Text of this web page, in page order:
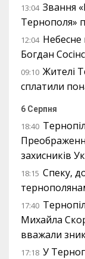
13:04 Звання
Тернополя»
12:04 Небесне
Богдан
09:10 Жителі
сплатили
6 Серпня
18:40
захисників
18:15 Спеку,
17:40
Михайла
вважали
17:18 У